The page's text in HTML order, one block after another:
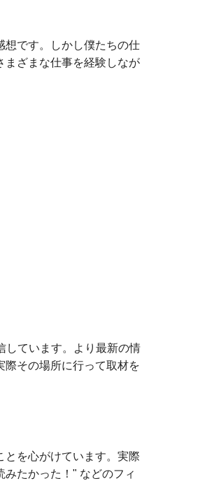
想です。しかし僕たちの仕
まざまな仕事を経験しなが
しています。より最新の情
際その場所に行って取材を
とを心がけています。実際
たかった！" などのフィ